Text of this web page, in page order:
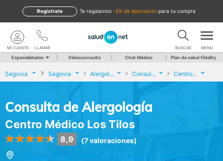
te regalamos -5% de descuento para tu compra
Regístrate
LLAMAR
MI CUENTA BUSCAR MENU
Especialidades Videoconsulta Chat Médico Plan de salud Fidelity
Segovia Segovia Alergología Consulta de Alergología Centro Médico Los Tilos
Consulta de Alergología
Centro Médico Los Tilos
8,9 (7 valoraciones)
Paseo de los Tilos, s/n, Segovia (Segovia)